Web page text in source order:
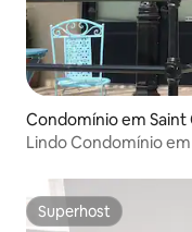
Condomínio em Saint
Lindo Condomínio
Superhost
Superhost